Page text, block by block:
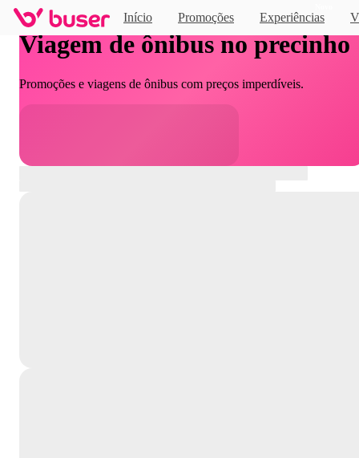
Início Promoções Experiências
Viagem de ônibus no precinho
Promoções e viagens de ônibus com preços imperdíveis.